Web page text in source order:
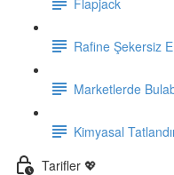
Rafine Şekersiz
Marketlerde
Kimyasal
Tarifler 💖